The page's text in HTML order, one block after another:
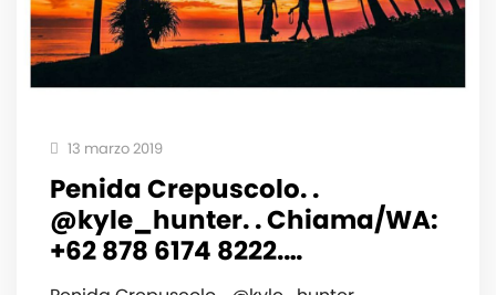
13 marzo 2019
Penida Crepuscolo. .
@kyle_hunter. . Chiama/WA:
+62 878 6174 8222.…